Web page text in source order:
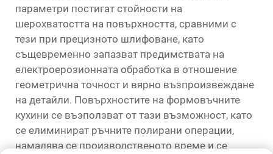
параметри постигат стойности на
шерохватостта на повърхността, сравними с
тези при прецизното шлифоване, като
същевременно запазват предимствата на
електроерозионната обработка в отношение
геометрична точност и вярно възпроизвеждане
на детайли. Повърхностите на формовъчните
кухини се възползват от тази възможност, като
се елиминират ръчните полирани операции,
намалява се производственото време и се